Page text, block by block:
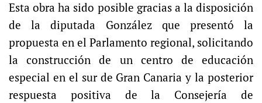
Esta obra ha sido posible gracias a la disposición
de la diputada González que presentó la
propuesta en el Parlamento regional, solicitando
la construcción de un centro de educación
especial en el sur de Gran Canaria y la posterior
respuesta positiva de la Consejería de